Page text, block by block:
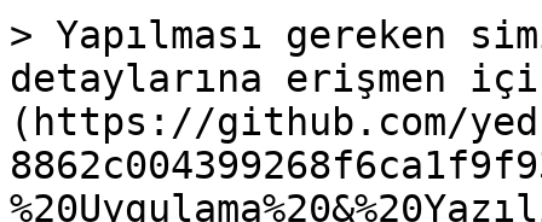
> Yapılması gereken
detaylarına erişmen
(https://github.com/